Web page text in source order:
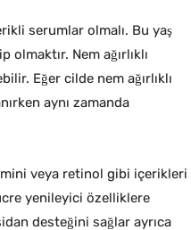
serumlar olmalı. Bu yaş
Nem ağırlıklı
Eğer cilde nem ağırlıklı
aynı zamanda
veya retinol gibi içerikleri
yenileyici özelliklere
desteğini sağlar ayrıca